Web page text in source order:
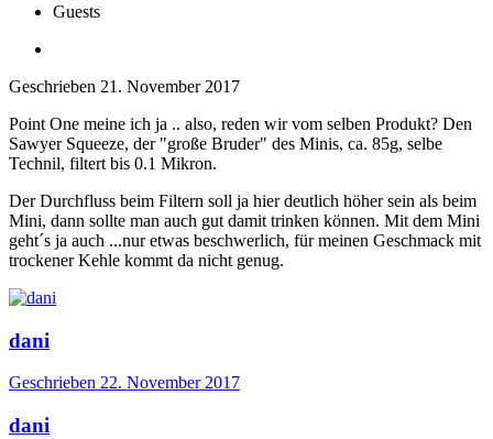
Guests
Geschrieben 21. November 2017
Point One meine ich ja .. also, reden wir vom selben Produkt? Den
Sawyer Squeeze, der "große Bruder" des Minis, ca. 85g, selbe
Technil, filtert bis 0.1 Mikron.
Der Durchfluss beim Filtern soll ja hier deutlich höher sein als beim
Mini, dann sollte man auch gut damit trinken können. Mit dem Mini
geht´s ja auch ...nur etwas beschwerlich, für meinen Geschmack mit
trockener Kehle kommt da nicht genug.
dani
Geschrieben 22. November 2017
dani